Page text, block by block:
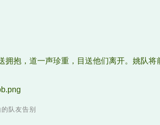
抱，道一声珍重，目送他们离开。姚队将
队友告别